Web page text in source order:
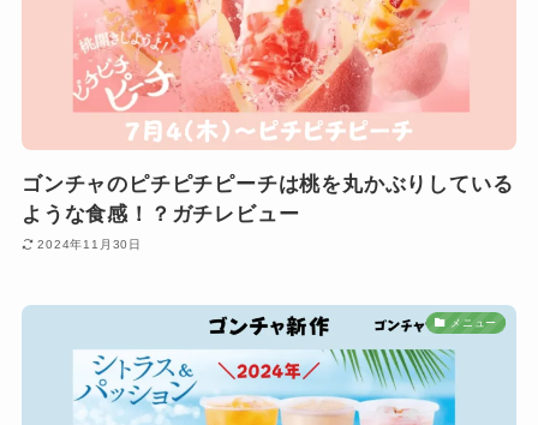
ゴンチャのピチピチピーチは桃を丸かぶりしている
ような食感！？ガチレビュー
2024年11月30日
メニュー